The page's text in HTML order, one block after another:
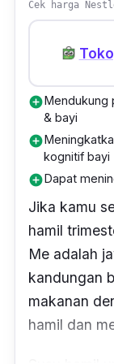
Cek harga
add_circleMendukung
& bayi
add_circle
kognitif bayi
add_circleDapat
Jika kamu
hamil
Me adalah
kandungan
makanan
hamil dan